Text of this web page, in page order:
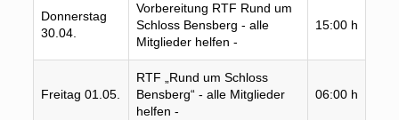
Donnerstag
30.04.
Vorbereitung RTF Rund um
Schloss Bensberg - alle
Mitglieder helfen -
15:00 h
Freitag 01.05.
RTF „Rund um Schloss
Bensberg“ - alle Mitglieder
helfen -
06:00 h